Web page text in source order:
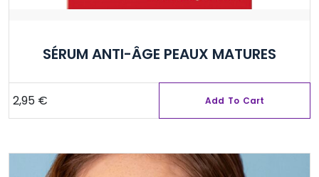
SÉRUM ANTI-ÂGE PEAUX MATURES
2,95 € Add To Cart